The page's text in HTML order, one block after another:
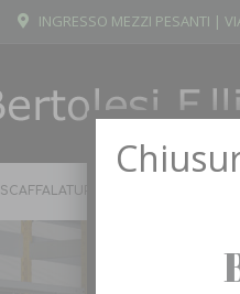
INGRESSO MEZZI PESANTI |
SCAFFALATURE